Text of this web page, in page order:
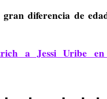
gran diferencia de
a Jessi Uribe en